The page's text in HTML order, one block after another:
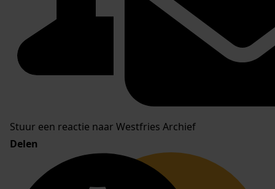
Stuur een reactie naar Westfries Archief
Delen